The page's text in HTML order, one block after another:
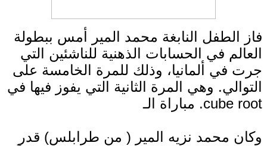
فاز الطفل النابغة محمد المير أمس ببطولة
العالم في الحسابات الذهنية للناشئين التي
جرت في ألمانيا، وذلك للمرة الخامسة على
التوالي. وهي المرة الثانية التي يفوز فيها في
مباراة الـ .cube root
وكان محمد نزيه المير ( من طرابلس) قدر